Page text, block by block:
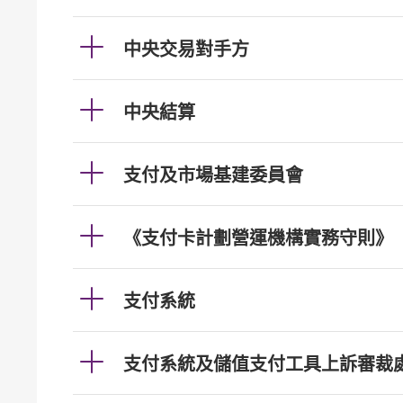
中央交易對手方
中央結算
支付及市場基建委員會
《支付卡計劃營運機構實務守則》
支付系統
支付系統及儲值支付工具上訴審裁